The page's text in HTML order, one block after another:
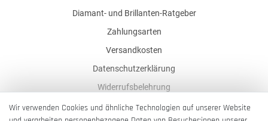
Diamant- und Brillanten-Ratgeber
Zahlungsarten
Versandkosten
Datenschutzerklärung
Widerrufsbelehrung
AGB
Wir verwenden Cookies und ähnliche Technologien auf unserer Website